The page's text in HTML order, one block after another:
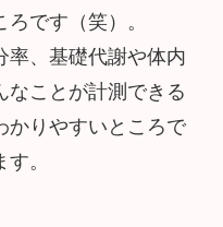
です（笑）。
率、基礎代謝や体内
なことが計測できる
かりやすいところで
。